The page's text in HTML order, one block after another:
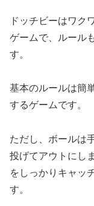
ドッチビーはワク
ゲームで、ルール
す。
基本のルールは簡
するゲームです。
ただし、ボールは
投げてアウトにし
をしっかりキャッ
す。